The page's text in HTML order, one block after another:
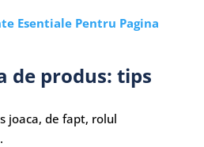
Esentiale Pentru Pagina
de produs: tips
joaca, de fapt, rolul